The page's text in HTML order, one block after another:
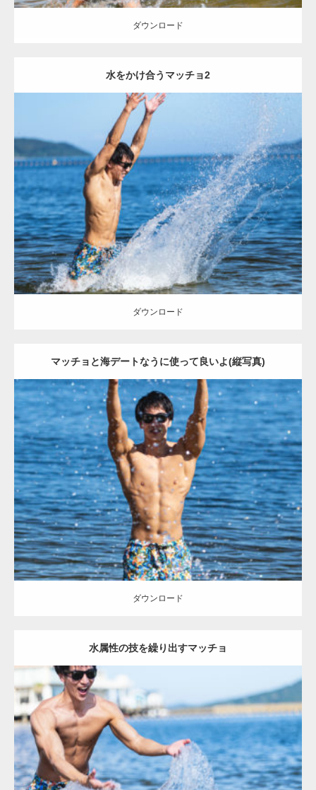
ダウンロード
水をかけ合うマッチョ2
Update:2021.07.8
海のマッチョ オレンジの人 AKIHITO(細マッチョ) 腹筋 闘
うマッチョ
ダウンロード
ダウンロード
マッチョと海デートなうに使って良いよ(縦写真)
Update:2021.07.6
Category:海のマッチョ オレンジの人 AKIHITO(細マッチョ) 大胸筋
腹筋
ダウンロード
ダウンロード
水属性の技を繰り出すマッチョ
Update:2021.07.8
Category:海のマッチョ オレンジの人 AKIHITO(細マッチョ)
大胸筋
闘うマッチョ